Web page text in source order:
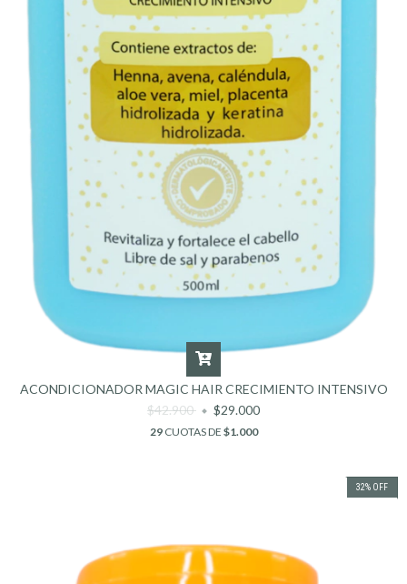
ACONDICIONADOR MAGIC HAIR CRECIMIENTO INTENSIVO
$42.900
$29.000
29CUOTAS DE $1.000
32% OFF